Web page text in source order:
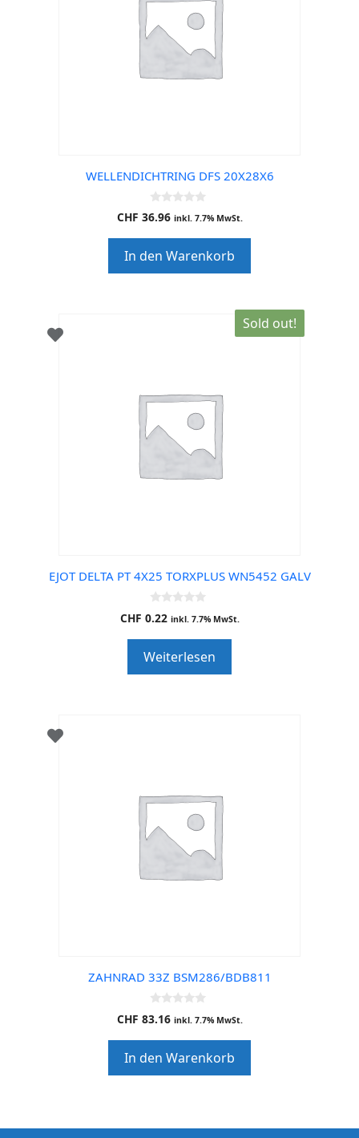
WELLENDICHTRING DFS 20X28X6
0
o
o
f
5
CHF 36.96 inkl. 7.7% MwSt.
In den Warenkorb
Sold out!
EJOT DELTA PT 4X25 TORXPLUS WN5452 GALV
0
o
o
f
5
CHF 0.22 inkl. 7.7% MwSt.
Weiterlesen
ZAHNRAD 33Z BSM286/BDB811
0
o
o
f
5
CHF 83.16 inkl. 7.7% MwSt.
In den Warenkorb